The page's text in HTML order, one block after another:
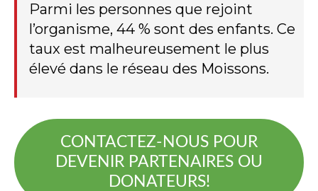
Parmi les personnes que rejoint
l’organisme, 44 % sont des enfants. Ce
taux est malheureusement le plus
élevé dans le réseau des Moissons.
CONTACTEZ-NOUS POUR
DEVENIR PARTENAIRES OU
DONATEURS!